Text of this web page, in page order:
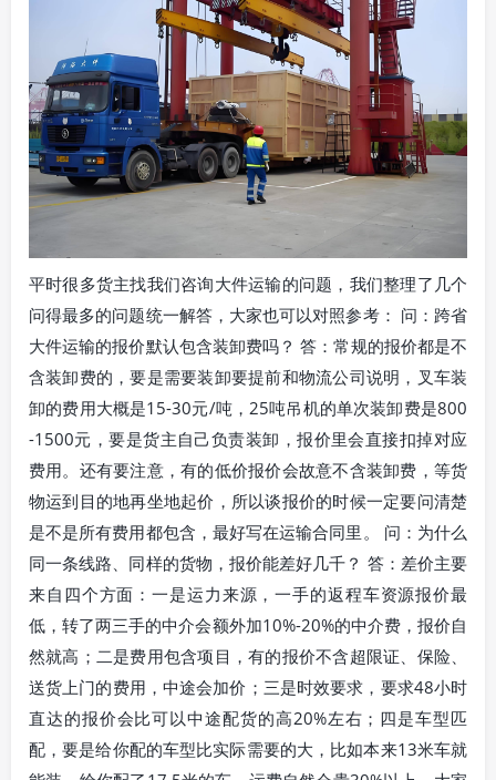
平时很多货主找我们咨询大件运输的问题，我们整理了几个
问得最多的问题统一解答，大家也可以对照参考： 问：跨省
大件运输的报价默认包含装卸费吗？ 答：常规的报价都是不
含装卸费的，要是需要装卸要提前和物流公司说明，叉车装
卸的费用大概是15-30元/吨，25吨吊机的单次装卸费是800
-1500元，要是货主自己负责装卸，报价里会直接扣掉对应
费用。还有要注意，有的低价报价会故意不含装卸费，等货
物运到目的地再坐地起价，所以谈报价的时候一定要问清楚
是不是所有费用都包含，最好写在运输合同里。 问：为什么
同一条线路、同样的货物，报价能差好几千？ 答：差价主要
来自四个方面：一是运力来源，一手的返程车资源报价最
低，转了两三手的中介会额外加10%-20%的中介费，报价自
然就高；二是费用包含项目，有的报价不含超限证、保险、
送货上门的费用，中途会加价；三是时效要求，要求48小时
直达的报价会比可以中途配货的高20%左右；四是车型匹
配，要是给你配的车型比实际需要的大，比如本来13米车就